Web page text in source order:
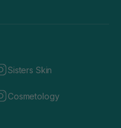
Sisters Skin
Cosmetology